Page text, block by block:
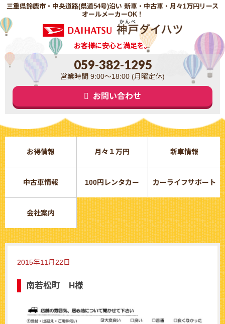
三重県鈴鹿市・中央道路(県道54号)沿い 新車・中古車・月々1万円リース
オールメーカーOK！
お客様に安心と満足を。
059-382-1295
営業時間 9:00～18:00 (月曜定休)
お問い合わせ
お得情報 月々１万円 新車情報
中古車情報 100円レンタカー カーライフサポート
会社案内
2015年11月22日
南若松町 H様